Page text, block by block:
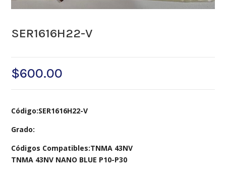
SER1616H22-V
$600.00
Código:SER1616H22-V
Grado:
Códigos Compatibles:TNMA 43NV
TNMA 43NV NANO BLUE P10-P30